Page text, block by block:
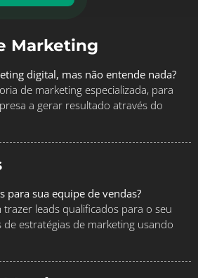
Marketing
digital, mas não entende nada?
de marketing especializada, para
a gerar resultado através do
para sua equipe de vendas?
trazer leads qualificados para o seu
de estratégias de marketing usando